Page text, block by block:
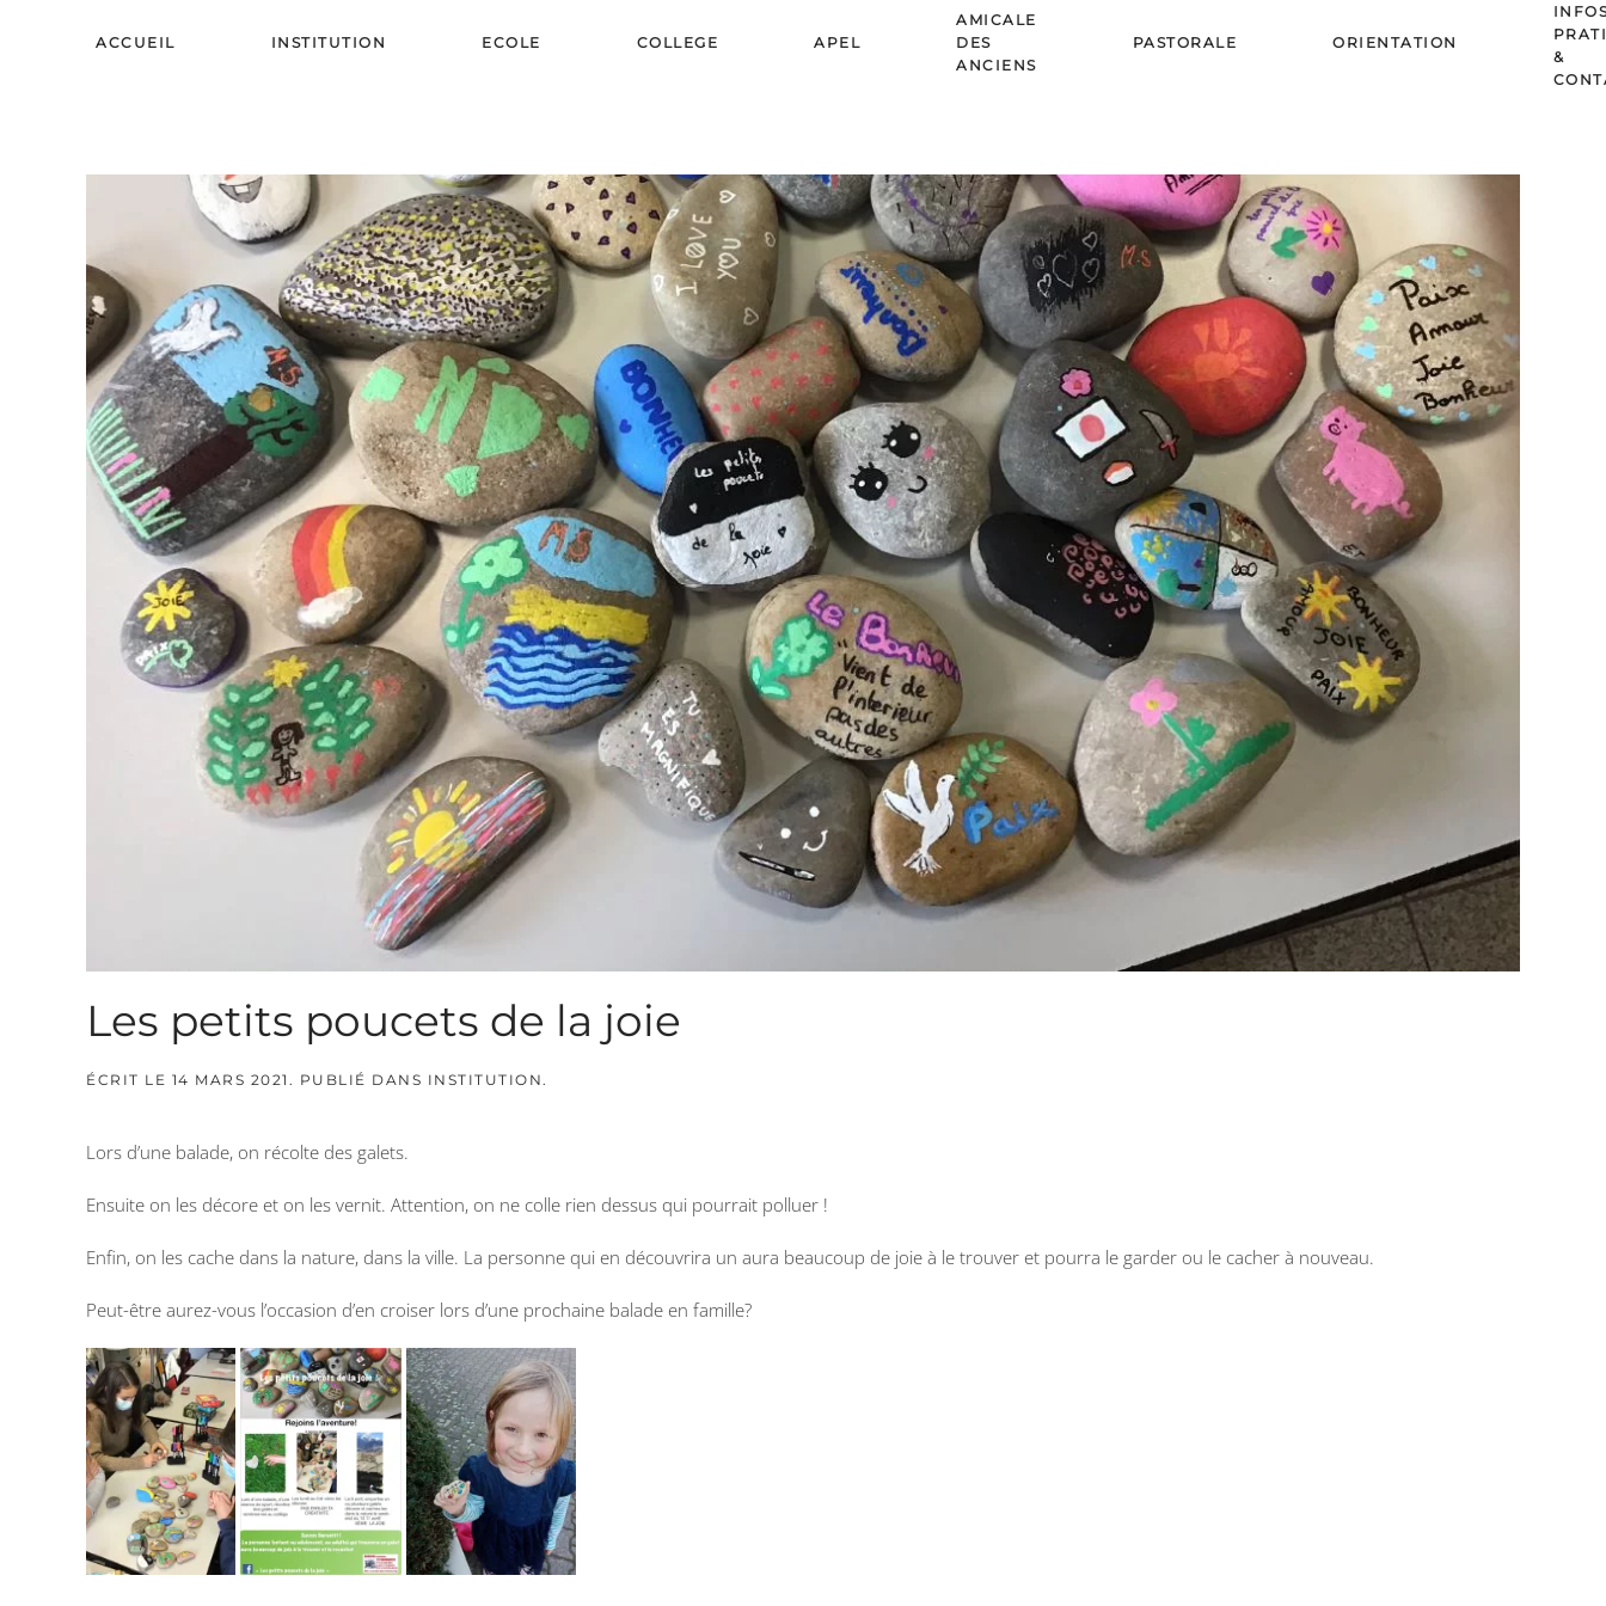
ACCUEIL INSTITUTION ECOLE COLLEGE APEL
AMICALE
DES
ANCIENS
PASTORALE ORIENTATION
&
Les petits poucets de la joie
ÉCRIT LE 14 MARS 2021 . PUBLIÉ DANS INSTITUTION .
Lors d’une balade, on récolte des galets.
Ensuite on les décore et on les vernit. Attention, on ne colle rien dessus qui pourrait polluer !
Enfin, on les cache dans la nature, dans la ville. La personne qui en découvrira un aura beaucoup de joie à le trouver et pourra le garder ou le cacher à nouveau.
Peut-être aurez-vous l’occasion d’en croiser lors d’une prochaine balade en famille?